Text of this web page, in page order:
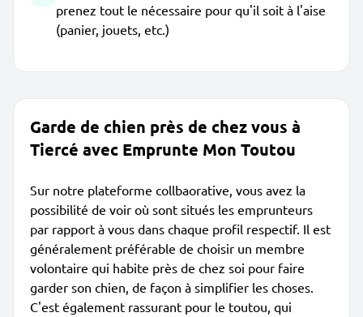
prenez tout le nécessaire pour qu'il soit à l'aise
(panier, jouets, etc.)
Garde de chien près de chez vous à
Tiercé avec Emprunte Mon Toutou
Sur notre plateforme collbaorative, vous avez la
possibilité de voir où sont situés les emprunteurs
par rapport à vous dans chaque profil respectif. Il est
généralement préférable de choisir un membre
volontaire qui habite près de chez soi pour faire
garder son chien, de façon à simplifier les choses.
C'est également rassurant pour le toutou, qui